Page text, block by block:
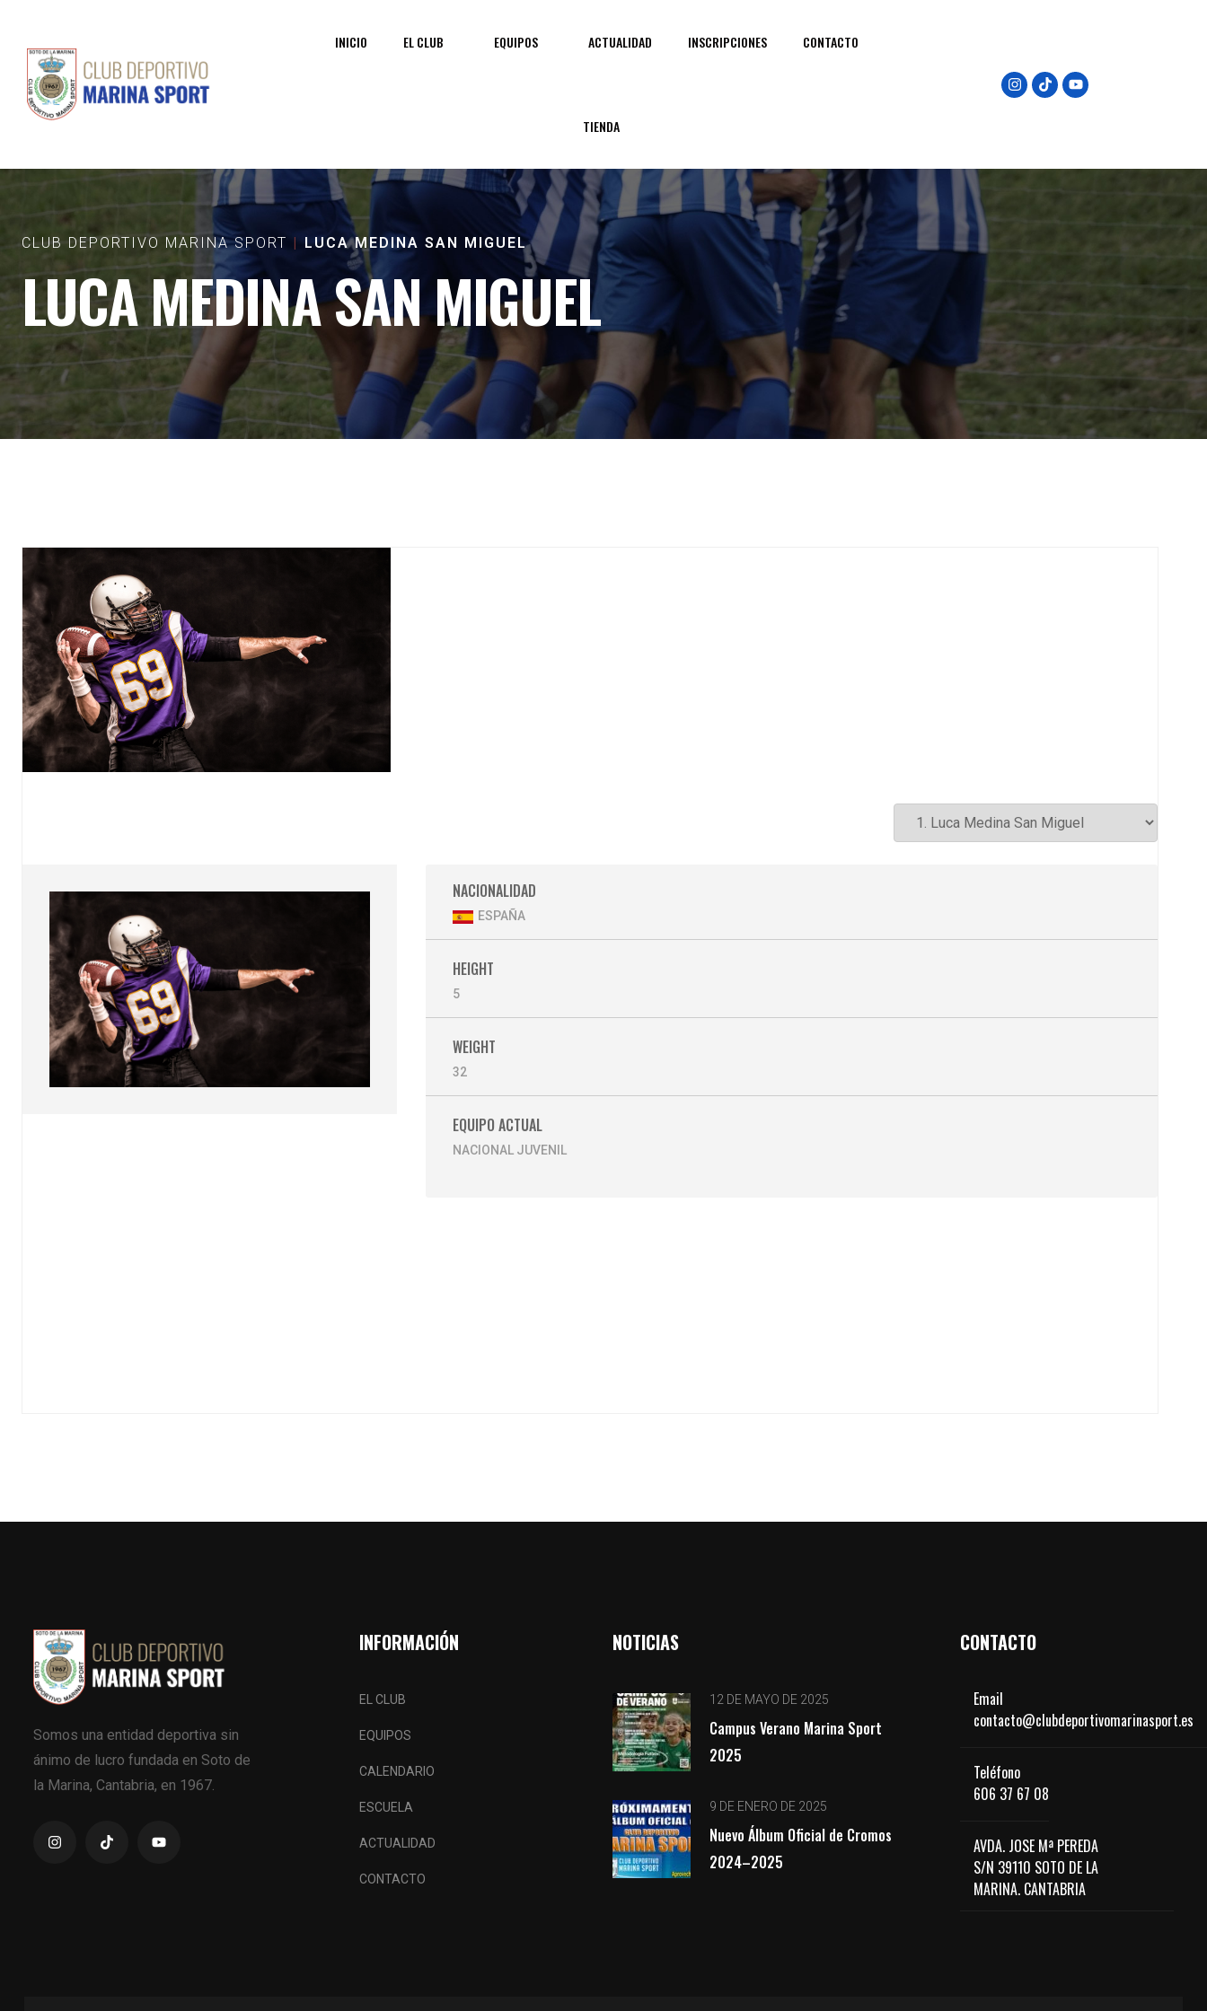
INICIO EL CLUB EQUIPOS ACTUALIDAD INSCRIPCIONES CONTACTO
TIENDA
CLUB DEPORTIVO MARINA SPORT LUCA MEDINA SAN MIGUEL
LUCA MEDINA SAN MIGUEL
NACIONALIDAD
ESPAÑA
HEIGHT
5
WEIGHT
32
EQUIPO ACTUAL
NACIONAL JUVENIL
Somos una entidad deportiva sin
ánimo de lucro fundada en Soto de
la Marina, Cantabria, en 1967.
INFORMACIÓN
EL CLUB
EQUIPOS
CALENDARIO
ESCUELA
ACTUALIDAD
CONTACTO
NOTICIAS
12 DE MAYO DE 2025
Campus Verano Marina Sport
2025
9 DE ENERO DE 2025
Nuevo Álbum Oficial de Cromos
2024–2025
CONTACTO
Email
contacto@clubdeportivomarinasport.es
Teléfono
606 37 67 08
AVDA. JOSE Mª PEREDA
S/N 39110 SOTO DE LA
MARINA. CANTABRIA